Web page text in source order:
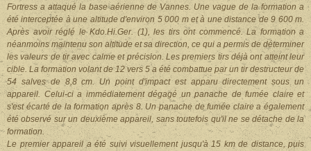
Fortress a attaqué la base aérienne de Vannes. Une vague de la formation a
été interceptée à une altitude d'environ 5 000 m et à une distance de 9 600 m.
Après avoir réglé le Kdo.Hi.Ger. (1), les tirs ont commencé. La formation a
néanmoins maintenu son altitude et sa direction, ce qui a permis de déterminer
les valeurs de tir avec calme et précision. Les premiers tirs déjà ont atteint leur
cible. La formation volant de 12 vers 5 a été combattue par un tir destructeur de
54 salves de 8,8 cm. Un point d'impact est apparu directement sous un
appareil. Celui-ci a immédiatement dégagé un panache de fumée claire et
s'est écarté de la formation après 8. Un panache de fumée claire a également
été observé sur un deuxième appareil, sans toutefois qu'il ne se détache de la
formation.
Le premier appareil a été suivi visuellement jusqu'à 15 km de distance, puis